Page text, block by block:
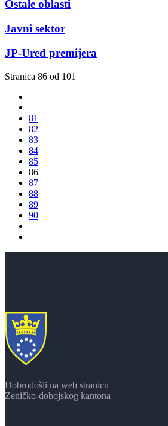
Ostale oblasti
Javni sektor
JP-Ured premijera
Stranica 86 od 101
81
82
83
84
85
86
87
88
89
90
Dobrodošli na web stranicu
Zeničko-dobojskog kantona